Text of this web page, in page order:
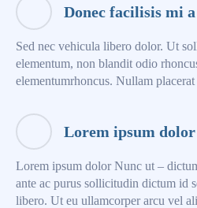
Donec facilisis mi
Sed nec vehicula libero dolor. Ut
elementum, non blandit odio
elementumrhoncus. Nullam
Lorem ipsum dolor
Lorem ipsum dolor Nunc ut –
ante ac purus sollicitudin dictum id
libero. Ut eu ullamcorper arcu vel